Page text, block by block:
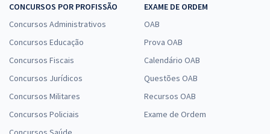
CONCURSOS POR PROFISSÃO
Concursos Administrativos
Concursos Educação
Concursos Fiscais
Concursos Jurídicos
Concursos Militares
Concursos Policiais
EXAME DE ORDEM
OAB
Prova OAB
Calendário OAB
Questões OAB
Recursos OAB
Exame de Ordem